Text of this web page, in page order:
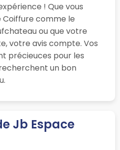
! Que vous
Coiffure comme le
ou que votre
votre avis compte. Vos
précieuces pour les
un bon
Jb Espace